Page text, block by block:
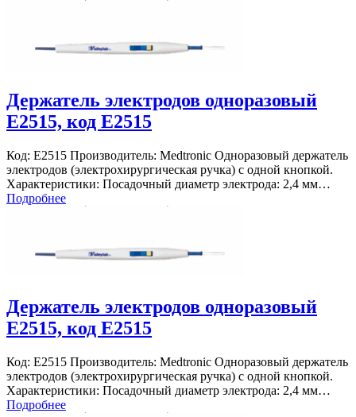
Держатель электродов одноразовый
E2515, код E2515
Код: E2515 Производитель: Medtronic Одноразовый держатель
электродов (электрохирургическая ручка) с одной кнопкой.
Характеристики: Посадочный диаметр электрода: 2,4 мм…
Подробнее
Держатель электродов одноразовый
E2515, код E2515
Код: E2515 Производитель: Medtronic Одноразовый держатель
электродов (электрохирургическая ручка) с одной кнопкой.
Характеристики: Посадочный диаметр электрода: 2,4 мм…
Подробнее